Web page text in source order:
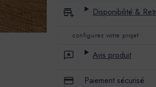
Disponibilité &
configurez votre projet
Avis produit
Paiement sécurisé